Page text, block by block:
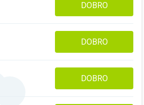
DOBRO
DOBRO
DOBRO